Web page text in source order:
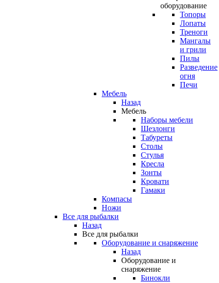
оборудование
Топоры
Лопаты
Треноги
Мангалы
и грили
Пилы
Разведение
огня
Печи
Мебель
Назад
Мебель
Наборы мебели
Шезлонги
Табуреты
Столы
Стулья
Кресла
Зонты
Кровати
Гамаки
Компасы
Ножи
Все для рыбалки
Назад
Все для рыбалки
Оборудование и снаряжение
Назад
Оборудование и
снаряжение
Бинокли